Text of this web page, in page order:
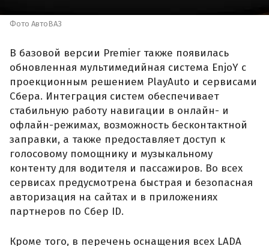
Фото АвтоВАЗ
В базовой версии Premier также появилась
обновленная мультимедийная система EnjoY с
проекционным решением PlayAuto и сервисами
Сбера. Интеграция систем обеспечивает
стабильную работу навигации в онлайн- и
офлайн-режимах, возможность бесконтактной
заправки, а также предоставляет доступ к
голосовому помощнику и музыкальному
контенту для водителя и пассажиров. Во всех
сервисах предусмотрена быстрая и безопасная
авторизация на сайтах и в приложениях
партнеров по Сбер ID.
Кроме того, в перечень оснащения всех LADA